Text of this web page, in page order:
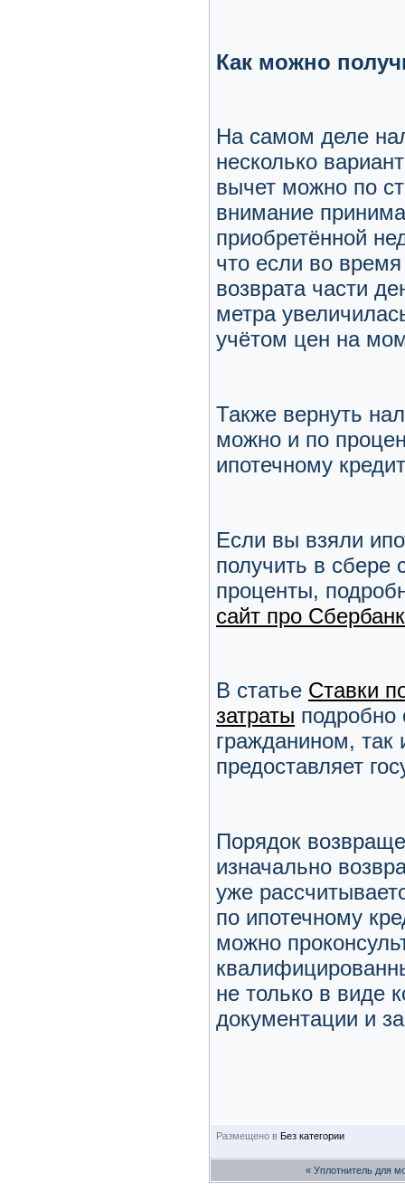
Как можно
На самом деле
несколько
вычет можно по
внимание
приобретённой
что если во
возврата части
метра
учётом цен на
Также вернуть
можно и по
ипотечному
Если вы взяли
получить в сбере
проценты,
сайт про Сбербанк
В статье Ставки
затраты подробно
гражданином, так
предоставляет
Порядок
изначально
уже
по ипотечному
можно
не только в виде
документации и
Размещено в Без категории
« Уплотнитель для